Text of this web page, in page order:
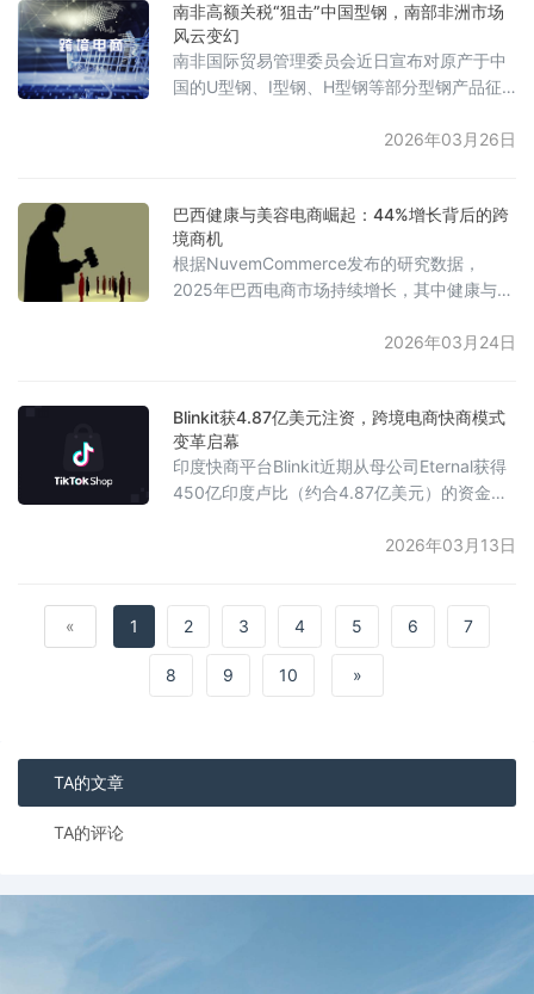
运营要求提升后的自然出清与整合。市场结构
呈现出三大新趋势：一是高度地理集中，圣保
罗州占据了全国近58%的网店；二是产品向低
客单价倾斜，主要销售
南非高额关税“狙击”中国型钢，南部非洲市场
风云变幻
南非国际贸易管理委员会近日宣布对原产于中
国的U型钢、I型钢、H型钢等部分型钢产品征
非洲关税同盟的所有五个成员国。此前的调查
国台湾地区及日本的特定热轧合金钢扁轧制品
作出反倾销肯定性终裁，多家中国钢企将分别
面临6.99%至47.92%不等的反倾销税。南非钢
铁企业表示，高额进口
2026年03月26日
巴西健康与美容电商崛起：44%增长背后的跨
境商机
根据NuvemCommerce发布的研究数据，
2025年巴西电商市场持续增长，其中健康与美
尔，同比增长44%，成为仅次于时尚类目的高
该模式有助于品牌更好地掌控利润、用户体验
及创新节奏。同时，巴西在2025年已成为全球
第三大化妆品市场，预计到2030年将保持约
8%的年均增长，
2026年03月24日
Blinkit获4.87亿美元注资，跨境电商快商模式
变革启幕
印度快商平台Blinkit近期从母公司Eternal获得
450亿印度卢比（约合4.87亿美元）的资金注
资，此前在2025年已向该业务投入2860亿卢
利润空间，并改善单位经济效益，使其佣金率
接近竞争对手Zepto（约23%）。此外，资金
还将用于业务扩张，计
2026年03月13日
« 1 2 3 4 5 6 7
8 9 10 »
TA的文章
TA的评论